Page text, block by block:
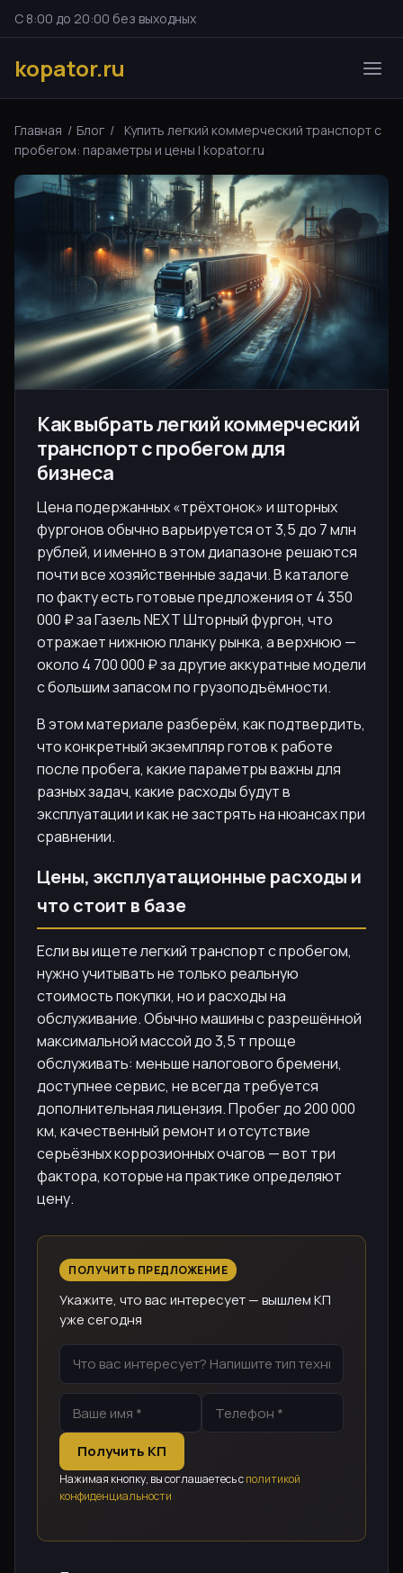
С 8:00 до 20:00 без выходных
kopator.ru
Главная / Блог /
Купить легкий коммерческий транспорт с
пробегом: параметры и цены | kopator.ru
Как выбрать легкий коммерческий
транспорт с пробегом для
бизнеса
Цена подержанных «трёхтонок» и шторных
фургонов обычно варьируется от 3,5 до 7 млн
рублей, и именно в этом диапазоне решаются
почти все хозяйственные задачи. В каталоге
по факту есть готовые предложения от 4 350
000 ₽ за Газель NEXT Шторный фургон, что
отражает нижнюю планку рынка, а верхнюю —
около 4 700 000 ₽ за другие аккуратные модели
с большим запасом по грузоподъёмности.
В этом материале разберём, как подтвердить,
что конкретный экземпляр готов к работе
после пробега, какие параметры важны для
разных задач, какие расходы будут в
эксплуатации и как не застрять на нюансах при
сравнении.
Цены, эксплуатационные расходы и
что стоит в базе
Если вы ищете легкий транспорт с пробегом,
нужно учитывать не только реальную
стоимость покупки, но и расходы на
обслуживание. Обычно машины с разрешённой
максимальной массой до 3,5 т проще
обслуживать: меньше налогового бремени,
доступнее сервис, не всегда требуется
дополнительная лицензия. Пробег до 200 000
км, качественный ремонт и отсутствие
серьёзных коррозионных очагов — вот три
фактора, которые на практике определяют
цену.
ПОЛУЧИТЬ ПРЕДЛОЖЕНИЕ
Укажите, что вас интересует — вышлем КП
уже сегодня
Получить КП
Нажимая кнопку, вы соглашаетесь сполитикой
конфиденциальности